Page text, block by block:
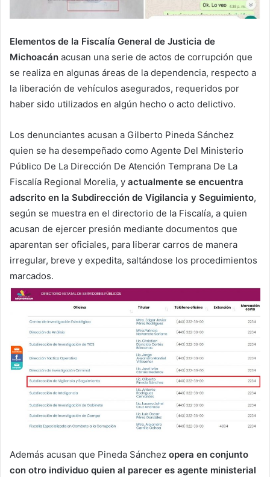
Elementos de la Fiscalía General de Justicia de
Michoacán acusan una serie de actos de corrupción que
se realiza en algunas áreas de la dependencia, respecto a
la liberación de vehículos asegurados, requeridos por
haber sido utilizados en algún hecho o acto delictivo.
Los denunciantes acusan a Gilberto Pineda Sánchez
quien se ha desempeñado como Agente Del Ministerio
Público De La Dirección De Atención Temprana De La
Fiscalía Regional Morelia, y actualmente se encuentra
adscrito en la Subdirección de Vigilancia y Seguimiento,
según se muestra en el directorio de la Fiscalía, a quien
acusan de ejercer presión mediante documentos que
aparentan ser oficiales, para liberar carros de manera
irregular, breve y expedita, saltándose los procedimientos
marcados.
Además acusan que Pineda Sánchez opera en conjunto
con otro individuo quien al parecer es agente ministerial